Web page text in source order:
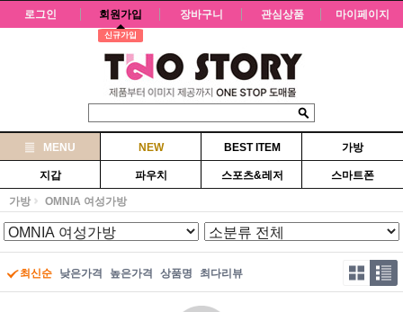
로그인 회원가입
신규가입
장바구니 관심상품 마이페이지
MENU NEW BEST ITEM 가방
지갑 파우치 스포츠&레저 스마트폰
가방 OMNIA 여성가방
최신순 낮은가격 높은가격 상품명 최다리뷰